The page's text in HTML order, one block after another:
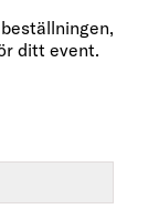
ditt event.